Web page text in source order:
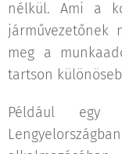
nélkül. Ami a
járművezetőnek
meg a
tartson
Például egy